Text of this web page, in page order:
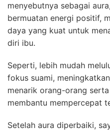
menyebutnya sebagai
bermuatan energi positif,
daya yang kuat untuk
diri ibu.
Seperti, lebih mudah
fokus suami,
menarik orang-orang
membantu mempercepat
Setelah aura diperbaiki,